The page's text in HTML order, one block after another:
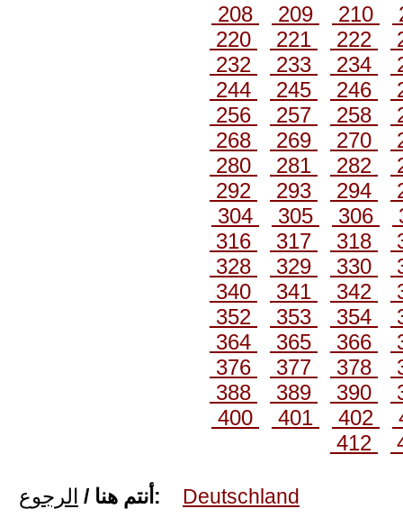
208
209 210
220
221 222
232
233 234
244
245 246
256
257 258
268
269 270
280
281 282
292
293 294
304
305 306
316
317 318
328
329 330
340
341 342
352
353 354
364
365 366
376
377 378
388
389 390
400
401 402
412
أنتم هنا / الرجوع : Deutschland